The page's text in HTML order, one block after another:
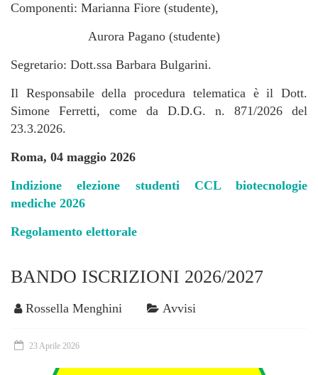
Componenti: Marianna Fiore (studente),
Aurora Pagano (studente)
Segretario: Dott.ssa Barbara Bulgarini.
Il Responsabile della procedura telematica è il Dott.
Simone Ferretti, come da D.D.G. n. 871/2026 del
23.3.2026.
Roma, 04 maggio 2026
Indizione elezione studenti CCL biotecnologie
mediche 2026
Regolamento elettorale
BANDO ISCRIZIONI 2026/2027
Rossella Menghini Avvisi
23 Aprile 2026